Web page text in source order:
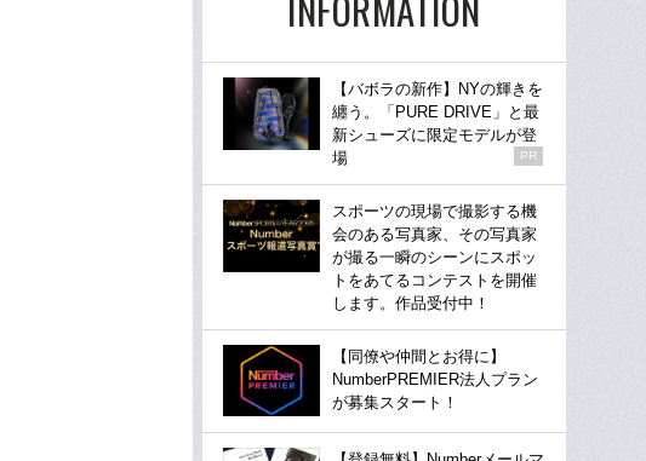
【バボラの新作】NYの輝きを
纏う。「PURE DRIVE」と最
新シューズに限定モデルが登
場
PR
スポーツの現場で撮影する機
会のある写真家、その写真家
が撮る一瞬のシーンにスポッ
トをあてるコンテストを開催
します。作品受付中！
【同僚や仲間とお得に】
NumberPREMIER法人プラン
が募集スタート！